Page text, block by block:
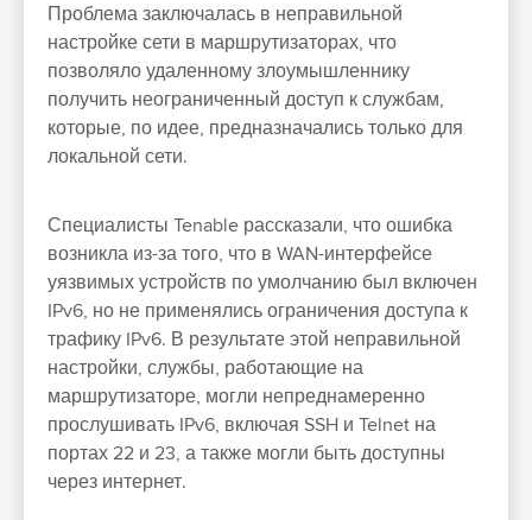
Проблема заключалась в неправильной
настройке сети в маршрутизаторах, что
позволяло удаленному злоумышленнику
получить неограниченный доступ к службам,
которые, по идее, предназначались только для
локальной сети.
Специалисты Tenable рассказали, что ошибка
возникла из-за того, что в WAN-интерфейсе
уязвимых устройств по умолчанию был включен
IPv6, но не применялись ограничения доступа к
трафику IPv6. В результате этой неправильной
настройки, службы, работающие на
маршрутизаторе, могли непреднамеренно
прослушивать IPv6, включая SSH и Telnet на
портах 22 и 23, а также могли быть доступны
через интернет.